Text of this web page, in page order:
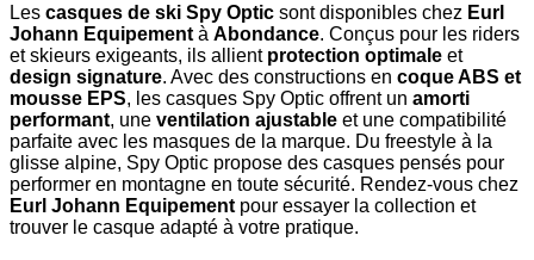
Les casques de ski Spy Optic sont disponibles chez Eurl
Johann Equipement à Abondance. Conçus pour les riders
et skieurs exigeants, ils allient protection optimale et
design signature. Avec des constructions en coque ABS et
mousse EPS, les casques Spy Optic offrent un amorti
performant, une ventilation ajustable et une compatibilité
parfaite avec les masques de la marque. Du freestyle à la
glisse alpine, Spy Optic propose des casques pensés pour
performer en montagne en toute sécurité. Rendez-vous chez
Eurl Johann Equipement pour essayer la collection et
trouver le casque adapté à votre pratique.